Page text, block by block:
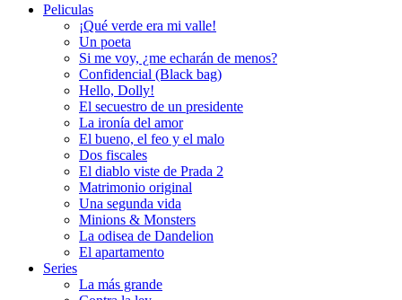
Peliculas
¡Qué verde era mi valle!
Un poeta
Si me voy, ¿me echarán de menos?
Confidencial (Black bag)
Hello, Dolly!
El secuestro de un presidente
La ironía del amor
El bueno, el feo y el malo
Dos fiscales
El diablo viste de Prada 2
Matrimonio original
Una segunda vida
Minions & Monsters
La odisea de Dandelion
El apartamento
Series
La más grande